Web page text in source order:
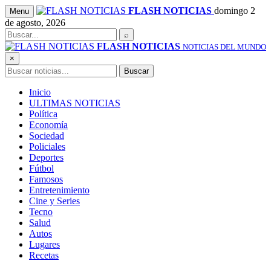
Saltar
al
contenido
Menu FLASH NOTICIAS domingo 2
de agosto, 2026
Buscar
⌕
FLASH NOTICIAS NOTICIAS DEL MUNDO
×
Buscar Buscar
Inicio
ULTIMAS NOTICIAS
Política
Economía
Sociedad
Policiales
Deportes
Fútbol
Famosos
Entretenimiento
Cine y Series
Tecno
Salud
Autos
Lugares
Recetas